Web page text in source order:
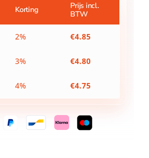
Korting
Prijs incl.
BTW
2% €4.85
3% €4.80
4% €4.75